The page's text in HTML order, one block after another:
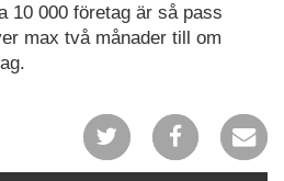
10 000 företag är så pass
max två månader till om